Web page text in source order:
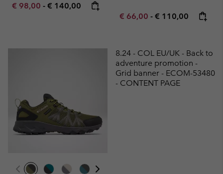
Minimum sale price:
€ 98,00 - Maximum price:
€ 140,00
Minimum sale price:
€ 66,00 - Maximum price:
€ 110,00
8.24 - COL EU/UK - Back to
adventure promotion -
Grid banner - ECOM-53480
- CONTENT PAGE